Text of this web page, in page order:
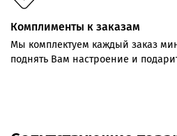
Комплименты к заказам
Мы комплектуем каждый заказ
поднять Вам настроение и